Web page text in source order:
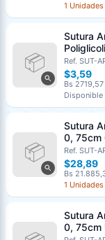
1
Sutura
Aguja
26mm
Ref. SUT-
$3,59
Bs 2719,57
Disponible
Sutura
0, 75cm
Aguja
Ref. SUT-
$28,89
Bs
1
Sutura
0, 75cm